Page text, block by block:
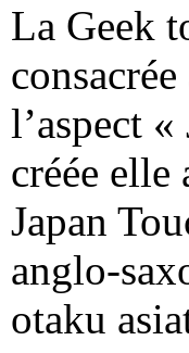
La Geek
l’aspect
créée
Japan
anglo-
otaku